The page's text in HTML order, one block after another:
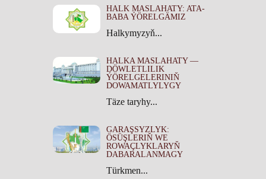
HALK MASLAHATY: ATA-
BABA ÝÖRELGÄMIZ
Halkymyzyň...
HALKA MASLAHATY —
DÖWLETLILIK
ÝÖRELGELERINIŇ
DOWAMATLYLYGY
Täze taryhy...
GARAŞSYZLYK:
ÖSÜŞLERIŇ WE
ROWAÇLYKLARYŇ
DABARALANMAGY
Türkmen...